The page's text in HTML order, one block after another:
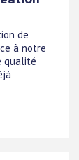
de
à notre
qualité